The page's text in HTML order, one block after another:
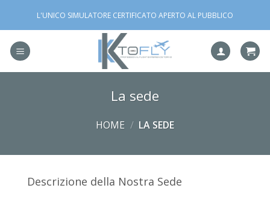
L'UNICO SIMULATORE CERTIFICATO APERTO AL PUBBLICO
La sede
HOME / LA SEDE
Descrizione della Nostra Sede